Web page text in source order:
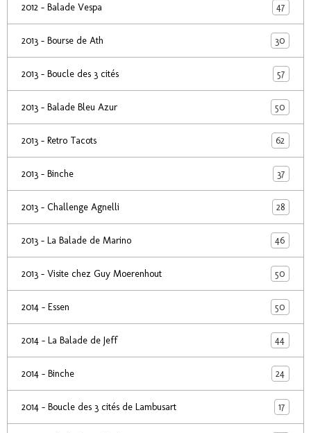
2012 - Balade Vespa 47
2013 - Bourse de Ath 30
2013 - Boucle des 3 cités 57
2013 - Balade Bleu Azur 50
2013 - Retro Tacots 62
2013 - Binche 37
2013 - Challenge Agnelli 28
2013 - La Balade de Marino 46
2013 - Visite chez Guy Moerenhout 50
2014 - Essen 50
2014 - La Balade de Jeff 44
2014 - Binche 24
2014 - Boucle des 3 cités de Lambusart 17